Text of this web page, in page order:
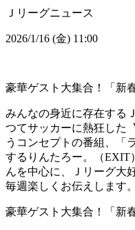
Ｊリーグニュース
2026/1/16 (金) 11:00
豪華ゲスト大集合！「新
みんなの身近に存在する
つてサッカーに熱狂した
うコンセプトの番組、「
するりんたろー。（EXIT
んを中心に、Ｊリーグ大
毎週楽しくお伝えします。
豪華ゲスト大集合！「新